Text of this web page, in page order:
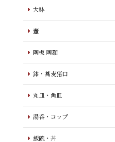
大鉢
壺
陶板 陶額
鉢・蕎麦猪口
丸皿・角皿
湯呑・コップ
飯碗・丼